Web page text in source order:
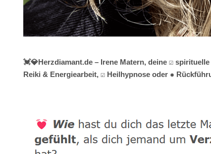
💓️💎Herzdiamant.de – Irene Matern, deine ☑️
Reiki & Energiearbeit, ☑️ Heilhypnose oder ✹